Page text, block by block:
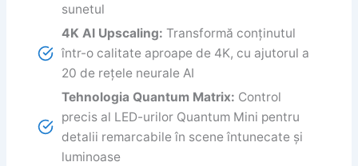
sunetul
4K AI Upscaling: Transformă conținutul
într-o calitate aproape de 4K, cu ajutorul a
20 de rețele neurale AI
Tehnologia Quantum Matrix: Control
precis al LED-urilor Quantum Mini pentru
detalii remarcabile în scene întunecate și
luminoase